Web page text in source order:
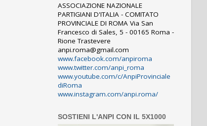
ASSOCIAZIONE NAZIONALE
PARTIGIANI D'ITALIA - COMITATO
PROVINCIALE DI ROMA Via San
Francesco di Sales, 5 - 00165 Roma -
Rione Trastevere
anpi.roma@gmail.com
www.facebook.com/anpiroma
www.twitter.com/anpi_roma
www.youtube.com/c/AnpiProvinciale
diRoma
www.instagram.com/anpi.roma/
SOSTIENI L'ANPI CON IL 5X1000